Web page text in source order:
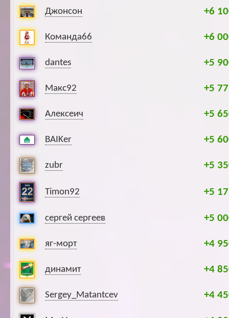
Джонсон +6
Команда66 +6
dantes +5
Макс92 +5
Алексеич +5
BAIKer +5
zubr +5
Timon92 +5
сергей сергеев +5
яг-морт +4
динамит +4
Sergey_Matantcev +4